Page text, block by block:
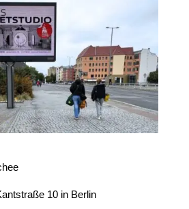
10 in Berlin